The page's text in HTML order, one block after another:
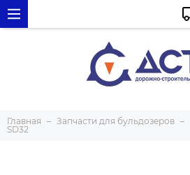
Главная Запчасти для бульдозеров
SD32